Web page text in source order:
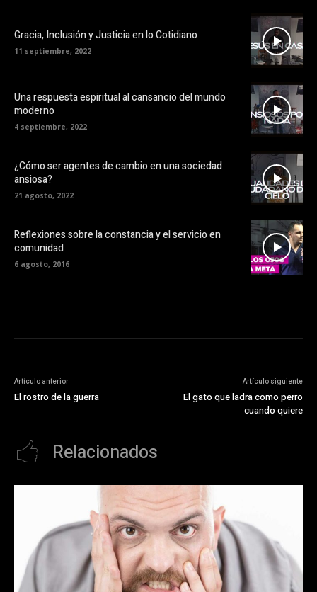
Gracia, Inclusión y Justicia en lo Cotidiano
11 septiembre, 2022
Una respuesta espiritual al cansancio del mundo
moderno
4 septiembre, 2022
¿Cómo ser agentes de cambio en una sociedad
ansiosa?
21 agosto, 2022
Reflexiones sobre la constancia y el servicio en
comunidad
6 agosto, 2016
Artículo anterior
El rostro de la guerra
Artículo siguiente
El gato que ladra como perro
cuando quiere
Relacionados